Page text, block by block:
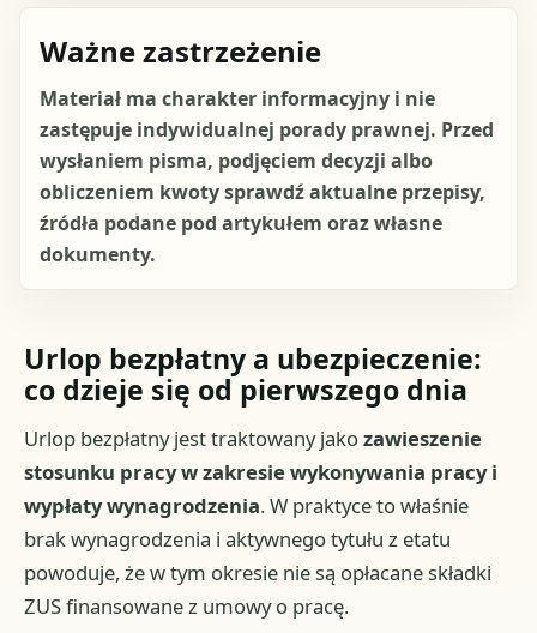
Ważne zastrzeżenie
Materiał ma charakter informacyjny i nie
zastępuje indywidualnej porady prawnej. Przed
wysłaniem pisma, podjęciem decyzji albo
obliczeniem kwoty sprawdź aktualne przepisy,
źródła podane pod artykułem oraz własne
dokumenty.
Urlop bezpłatny a ubezpieczenie:
co dzieje się od pierwszego dnia
Urlop bezpłatny jest traktowany jakozawieszenie
stosunku pracy w zakresie wykonywania pracy i
wypłaty wynagrodzenia. W praktyce to właśnie
brak wynagrodzenia i aktywnego tytułu z etatu
powoduje, że w tym okresie nie są opłacane składki
ZUS finansowane z umowy o pracę.